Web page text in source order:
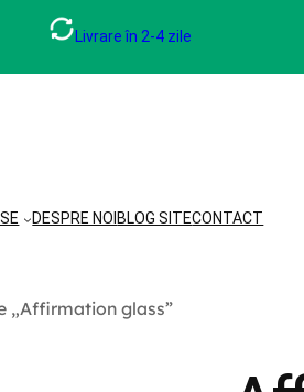
Livrare în 2-4 zile
DESPRE NOI BLOG SITECONTACT
„Affirmation glass”